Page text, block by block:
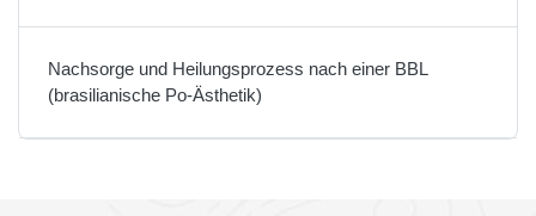
Nachsorge und Heilungsprozess nach einer BBL
(brasilianische Po-Ästhetik)